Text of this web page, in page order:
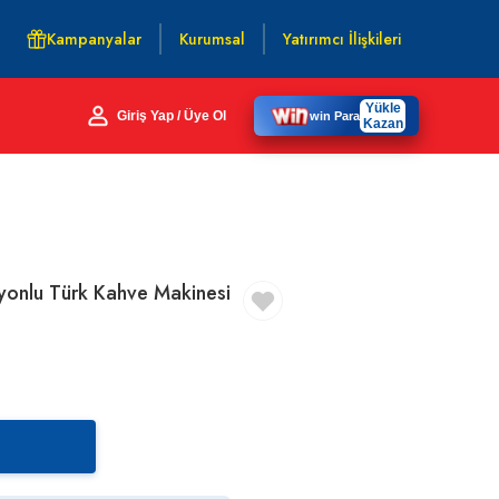
Kampanyalar Kurumsal Yatırımcı İlişkileri
Giriş Yap / Üye Ol win Para Yükle
Kazan
Türk Kahve Makinesi